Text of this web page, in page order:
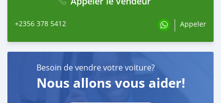
+2356 378 5412 Appeler
Besoin de vendre votre voiture?
Nous allons vous aider!